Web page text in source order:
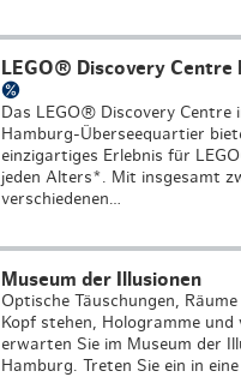
LEGO® Discovery Centre
Das LEGO® Discovery Centre
Hamburg-Überseequartier
einzigartiges Erlebnis für
jeden Alters*. Mit insgesamt
verschiedenen…
Museum der Illusionen
Optische Täuschungen,
Kopf stehen, Hologramme und
erwarten Sie im Museum der
Hamburg. Treten Sie ein in eine